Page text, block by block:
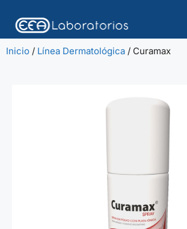
Inicio / Línea Dermatológica / Curamax